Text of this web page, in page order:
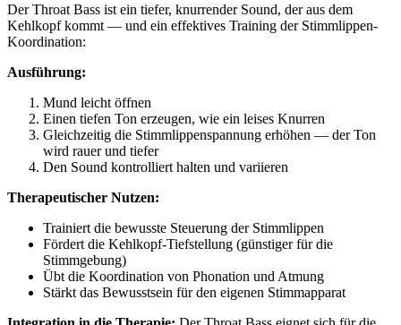
Der Throat Bass ist ein tiefer, knurrender Sound, der aus dem
Kehlkopf kommt — und ein effektives Training der Stimmlippen-
Koordination:
Ausführung:
Mund leicht öffnen
Einen tiefen Ton erzeugen, wie ein leises Knurren
Gleichzeitig die Stimmlippenspannung erhöhen — der Ton
wird rauer und tiefer
Den Sound kontrolliert halten und variieren
Therapeutischer Nutzen:
Trainiert die bewusste Steuerung der Stimmlippen
Fördert die Kehlkopf-Tiefstellung (günstiger für die
Stimmgebung)
Übt die Koordination von Phonation und Atmung
Stärkt das Bewusstsein für den eigenen Stimmapparat